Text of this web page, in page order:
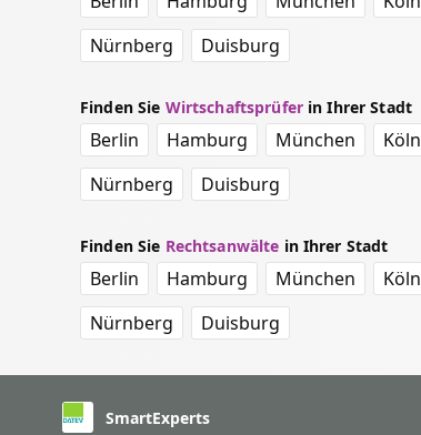
Nürnberg
Duisburg
Finden Sie Wirtschaftsprüferin Ihrer Stadt
Berlin Hamburg München Köln
Nürnberg
Duisburg
Finden Sie Rechtsanwälte in Ihrer Stadt
Berlin Hamburg München Köln
Nürnberg
Duisburg
SmartExperts